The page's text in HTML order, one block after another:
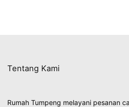
Tentang Kami
Rumah Tumpeng melayani pesanan